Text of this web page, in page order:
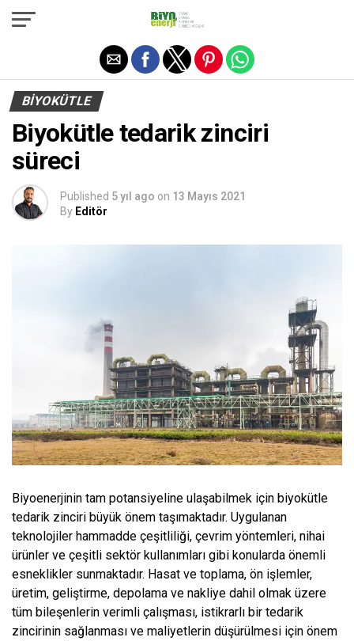
BIYOKÜTLE
Biyokütle tedarik zinciri
süreci
Published 5 yıl ago on 13 Mayıs 2021
By Editör
Biyoenerjinin tam potansiyeline ulaşabilmek için biyokütle
tedarik zinciri büyük önem taşımaktadır. Uygulanan
teknolojiler hammadde çeşitliliği, çevrim yöntemleri, nihai
ürünler ve çeşitli sektör kullanımları gibi konularda önemli
esneklikler sunmaktadır. Hasat ve toplama, ön işlemler,
üretim, geliştirme, depolama ve nakliye dahil olmak üzere
tüm bileşenlerin verimli çalışması, istikrarlı bir tedarik
zincirinin sağlanması ve maliyetlerin düşürülmesi için önem
Exit mobile version